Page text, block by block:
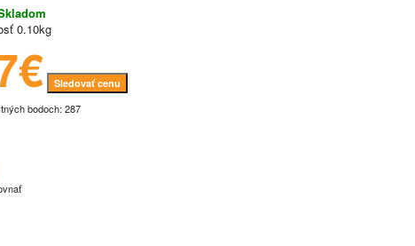
0.10kg
Sledovať cenu
bodoch: 287